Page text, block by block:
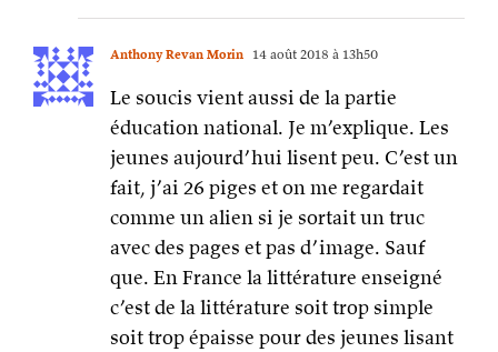
Anthony Revan Morin 14 août 2018 à 13h50
Le soucis vient aussi de la partie
éducation national. Je m’explique. Les
jeunes aujourd’hui lisent peu. C’est un
fait, j’ai 26 piges et on me regardait
comme un alien si je sortait un truc
avec des pages et pas d’image. Sauf
que. En France la littérature enseigné
c’est de la littérature soit trop simple
soit trop épaisse pour des jeunes lisant